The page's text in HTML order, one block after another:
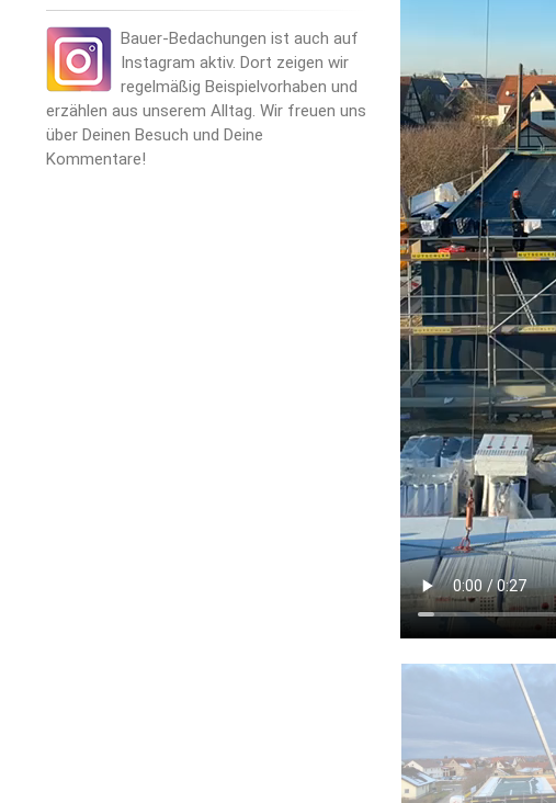
Bauer-Bedachungen ist auch auf
Instagram aktiv. Dort zeigen wir
regelmäßig Beispielvorhaben und
erzählen aus unserem Alltag. Wir freuen uns
über Deinen Besuch und Deine
Kommentare!